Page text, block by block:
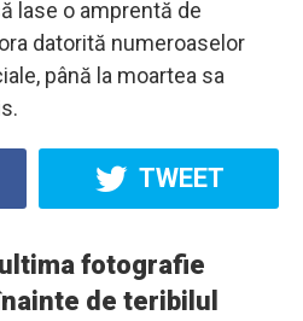
lase o amprentă de
datorită numeroaselor
până la moartea sa
TWEET
fotografie
de teribilul